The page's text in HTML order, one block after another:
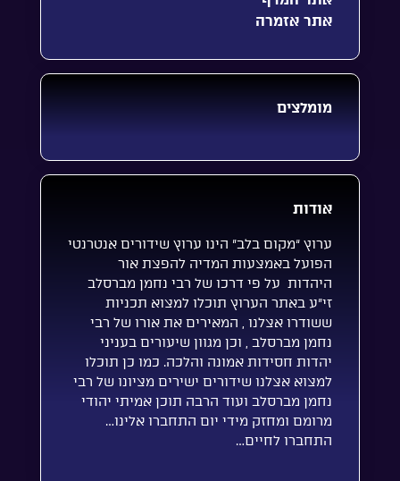
אתר אזמרה
מומלצים
אודות
ערוץ “מקום בלב” הינו ערוץ שידורים אנטרנטי
הפועל באמצעות המדיה להפצת אור
היהדות על פי דרכו של רבי נחמן מברסלב
זי”ע באתר הערוץ תוכלו למצוא תכניות
ששודרו אצלנו , המאירים את אורו של רבי
נחמן מברסלב , וכן מגוון שיעורים בעניני
יהדות חסידות אמונה והלכה. כמו כן תוכלו
למצוא אצלנו שידורים ישירים מציונו של רבי
נחמן מברסלב ועוד הרבה תוכן אמיתי יהודי
מרומם ומחזק מידי יום התחברו אלינו…
התחברו לחיים…